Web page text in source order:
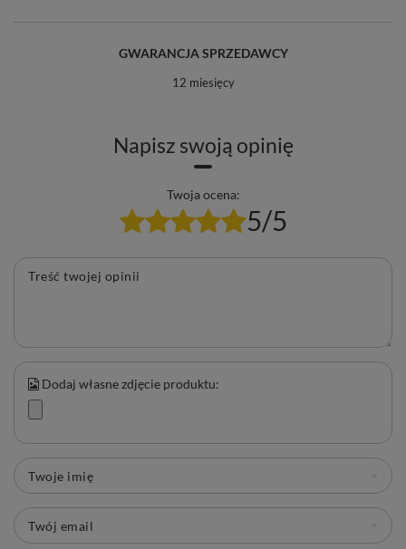
GWARANCJA SPRZEDAWCY
12 miesięcy
Napisz swoją opinię
Twoja ocena:
5/5
Treść twojej opinii
Dodaj własne zdjęcie produktu:
Twoje imię
Twój email